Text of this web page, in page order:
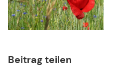
Beitrag teilen